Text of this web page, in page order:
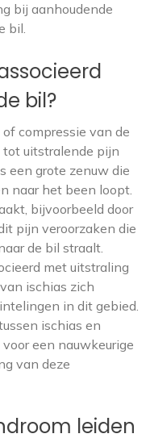
bij aanhoudende
bil.
bil?
compressie van de
tot uitstralende pijn
een grote zenuw die
naar het been loopt.
bijvoorbeeld door
pijn veroorzaken die
de bil straalt.
met uitstraling
ischias zich
in dit gebied.
ischias en
een nauwkeurige
van deze
leiden